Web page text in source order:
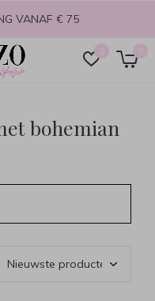
0 0
VANAF € 75
bohemian